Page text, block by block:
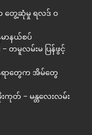
မှာ တွေ့ဆုံမှု ရလဒ် ဝ
မာနယ်စပ်
တမူလမ်းမ ပြန်ဖွင့်
ေရာတွေက အိမ်​တွေ
းကုတ် – မန္တလေးလမ်း